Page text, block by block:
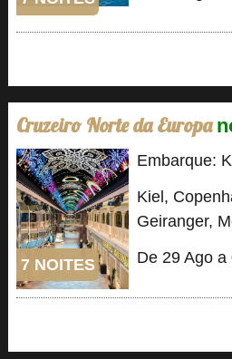
Cruzeiro Norte da Europa
7 NOITES
Embarque:
Kiel,
Geiranger,
De 29 Ago